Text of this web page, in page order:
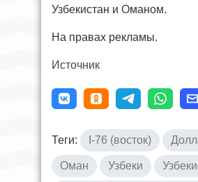
Узбекистан и Оманом.
На правах рекламы.
Источник
Теги: I-76 (восток)
Оман Узбеки